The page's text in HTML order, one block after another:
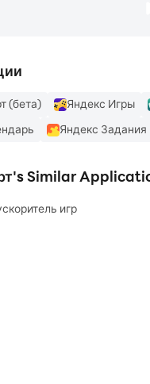
(бета) Яндекс Игры
Яндекс Задания
Similar
игр